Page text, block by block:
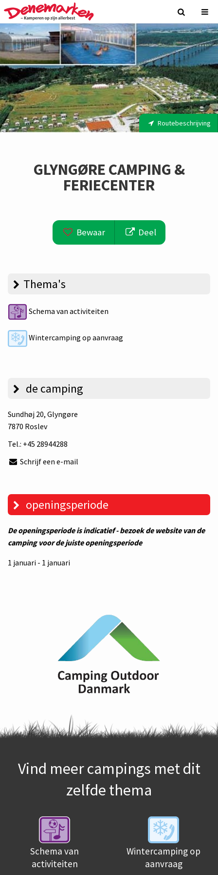
Routebeschrijving
GLYNGØRE CAMPING &
FERIECENTER
Bewaar Deel
Thema's
Schema van activiteiten
Wintercamping op aanvraag
de camping
Sundhøj 20, Glyngøre
7870 Roslev
Tel.: +45 28944288
Schrijf een e-mail
openingsperiode
De openingsperiode is indicatief - bezoek de website van de
camping voor de juiste openingsperiode
1 januari - 1 januari
Vind meer campings met dit
zelfde thema
Schema van
activiteiten
Wintercamping op
aanvraag